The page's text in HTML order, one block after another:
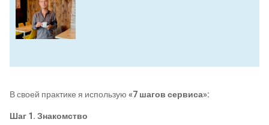
В своей практике я использую«7 шагов сервиса»:
Шаг 1. Знакомство